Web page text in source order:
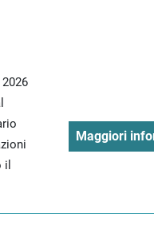
Maggiori